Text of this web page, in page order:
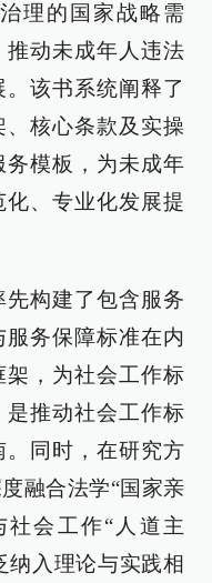
理的国家战略需
动未成年人违法
该书系统阐释了
、核心条款及实操
模板，为未成年
化、专业化发展提
构建了包含服务
务保障标准在内
架，为社会工作标
是推动社会工作标
。同时，在研究方
融合法学“国家亲
社会工作“人道主
纳入理论与实践相